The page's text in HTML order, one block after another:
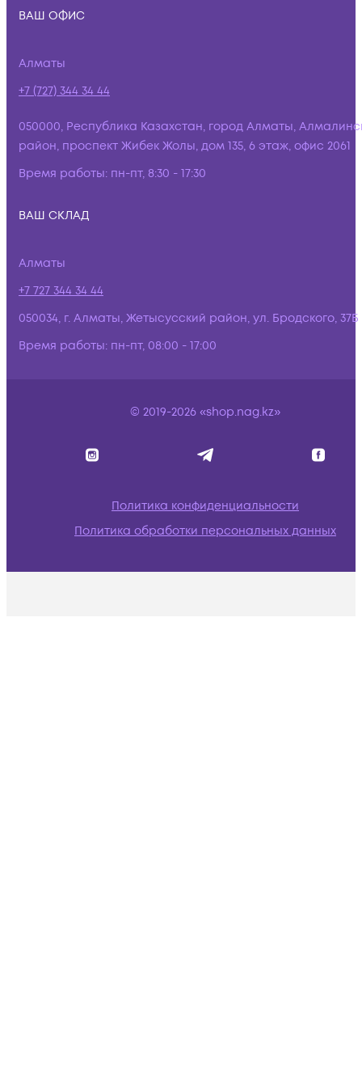
ВАШ ОФИС
Алматы
+7 (727) 344 34 44
050000, Республика Казахстан, город Алматы,
район, проспект Жибек Жолы, дом 135, 6 этаж, офис 2061
Время работы: пн-пт, 8:30 - 17:30
ВАШ СКЛАД
Алматы
+7 727 344 34 44
050034, г. Алматы, Жетысусский район, ул. Бродского, 37Б
Время работы: пн-пт, 08:00 - 17:00
© 2019-2026 «shop.nag.kz»
Политика конфиденциальности
Политика обработки персональных данных